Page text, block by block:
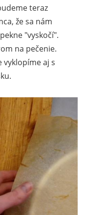
teraz
že sa nám
"vyskočí".
na pečenie.
vyklopíme aj s